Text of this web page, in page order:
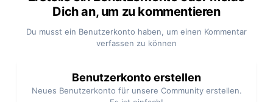
Dich an, um zu kommentieren
Du musst ein Benutzerkonto haben, um einen Kommentar
verfassen zu können
Benutzerkonto erstellen
Neues Benutzerkonto für unsere Community erstellen.